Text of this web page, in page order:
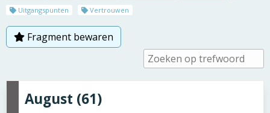
Uitgangspunten
Vertrouwen
Fragment bewaren
August (61)